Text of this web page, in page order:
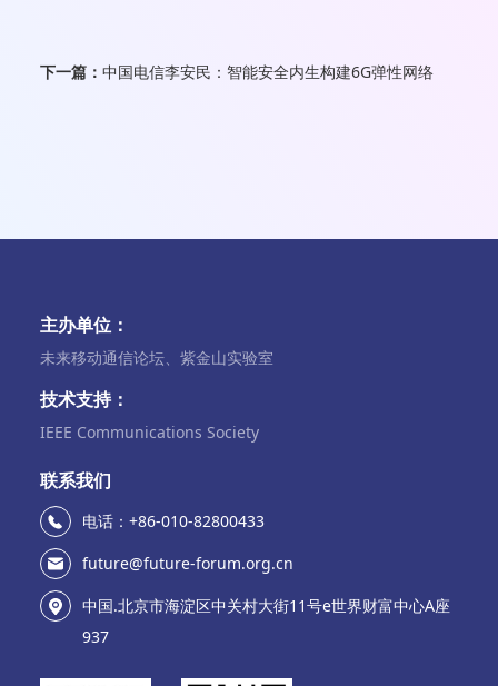
下一篇： 中国电信李安民：智能安全内生构建6G弹性网络
主办单位：
未来移动通信论坛、紫金山实验室
技术支持：
IEEE Communications Society
联系我们
电话：+86-010-82800433
future@future-forum.org.cn
中国.北京市海淀区中关村大街11号e世界财富中心A座
937